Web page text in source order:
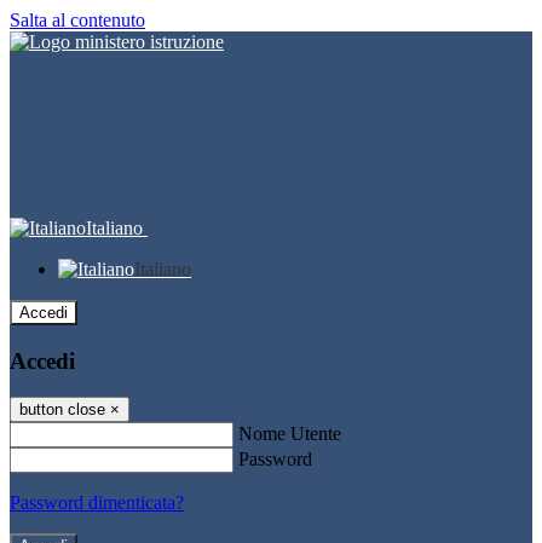
Salta al contenuto
Italiano
Italiano
Accedi
Accedi
button close ×
Nome Utente
Password
Password dimenticata?